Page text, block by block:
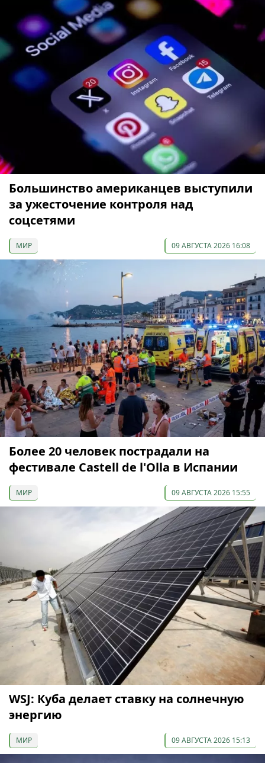
Большинство американцев выступили
за ужесточение контроля над
соцсетями
МИР 09 АВГУСТА 2026 16:08
Более 20 человек пострадали на
фестивале Castell de l'Olla в Испании
МИР 09 АВГУСТА 2026 15:55
WSJ: Куба делает ставку на солнечную
энергию
МИР 09 АВГУСТА 2026 15:13